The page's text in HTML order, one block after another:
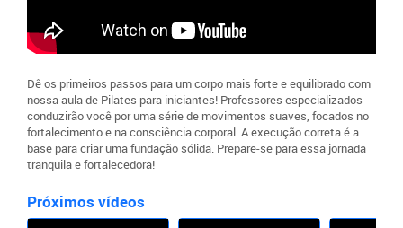
Dê os primeiros passos para um corpo mais forte e equilibrado com
nossa aula de Pilates para iniciantes! Professores especializados
conduzirão você por uma série de movimentos suaves, focados no
fortalecimento e na consciência corporal. A execução correta é a
base para criar uma fundação sólida. Prepare-se para essa jornada
tranquila e fortalecedora!
Próximos vídeos